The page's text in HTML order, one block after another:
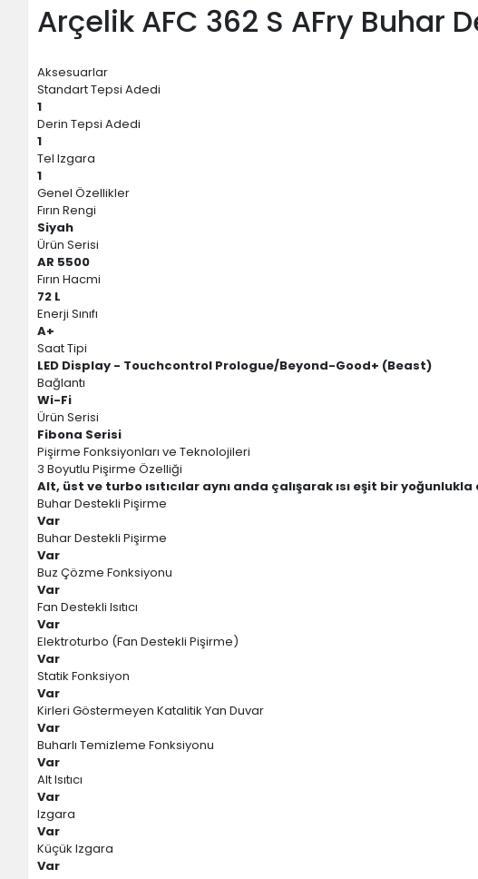
Arçelik AFC 362 S AFry Buhar
Aksesuarlar
Standart Tepsi Adedi
1
Derin Tepsi Adedi
1
Tel Izgara
1
Genel Özellikler
Fırın Rengi
Siyah
Ürün Serisi
AR 5500
Fırın Hacmi
72 L
Enerji Sınıfı
A+
Saat Tipi
LED Display - Touchcontrol Prologue/Beyond-Good+ (Beast)
Bağlantı
Wi-Fi
Ürün Serisi
Fibona Serisi
Pişirme Fonksiyonları ve Teknolojileri
3 Boyutlu Pişirme Özelliği
Alt, üst ve turbo ısıtıcılar aynı anda çalışarak ısı eşit bir
Buhar Destekli Pişirme
Var
Buhar Destekli Pişirme
Var
Buz Çözme Fonksiyonu
Var
Fan Destekli Isıtıcı
Var
Elektroturbo (Fan Destekli Pişirme)
Var
Statik Fonksiyon
Var
Kirleri Göstermeyen Katalitik Yan Duvar
Var
Buharlı Temizleme Fonksiyonu
Var
Alt Isıtıcı
Var
Izgara
Var
Küçük Izgara
Var